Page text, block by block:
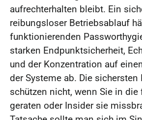
aufrechterhalten bleibt. Ein
reibungsloser Betriebsablauf
funktionierenden
starken Endpunktsicherheit,
und der Konzentration auf
der Systeme ab. Die sichersten
schützen nicht, wenn Sie in
geraten oder Insider sie